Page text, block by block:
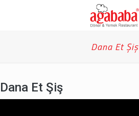
Dana Et Şiş
Dana Et Şiş